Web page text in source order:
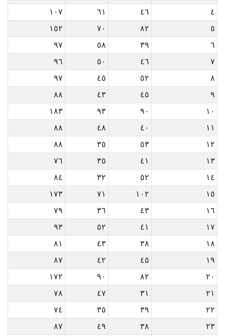
٤
٤٦ ٦١
١٠٧
٥
٨٢ ٧٠
١٥٢
٦
٣٩ ٥٨
٩٧
٧
٤٦ ٥٠
٩٦
٨
٥٢ ٤٥
٩٧
٩
٤٥ ٤٣
٨٨
١٠
٩٠ ٩٣
١٨٣
١١
٤٠ ٤٨
٨٨
١٢
٥٣ ٣٥
٨٨
١٣
٤١ ٣٥
٧٦
١٤
٥٢ ٣٢
٨٤
١٥
١٠٢ ٧١
١٧٣
١٦
٤٣ ٣٦
٧٩
١٧
٤١ ٥٢
٩٣
١٨
٣٨ ٤٣
٨١
١٩
٤٥ ٤٢
٨٧
٢٠
٨٢ ٩٠
١٧٢
٢١
٣١ ٤٧
٧٨
٢٢
٣٩ ٣٥
٧٤
٢٣
٣٨ ٤٩
٨٧